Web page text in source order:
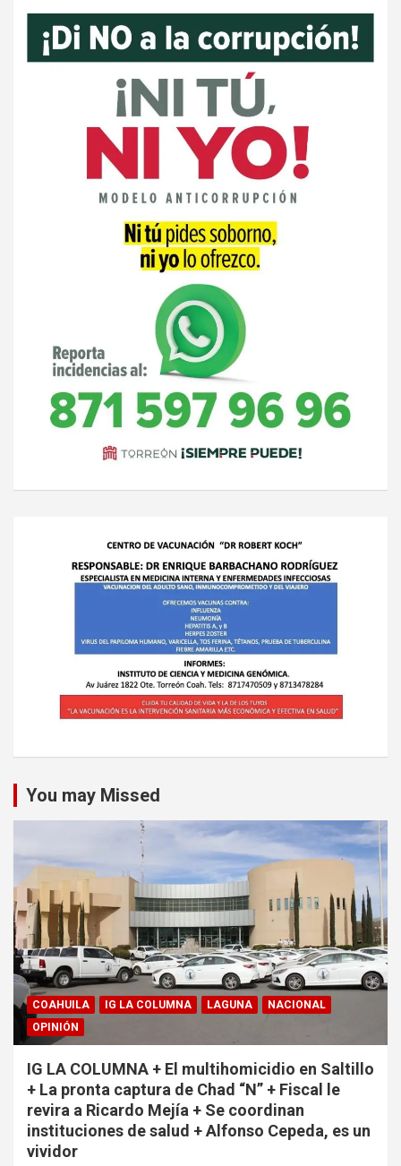
You may Missed
COAHUILA IG LA COLUMNA LAGUNA
NACIONAL
OPINIÓN
IG LA COLUMNA + El multihomicidio en Saltillo
+ La pronta captura de Chad “N” + Fiscal le
revira a Ricardo Mejía + Se coordinan
instituciones de salud + Alfonso Cepeda, es un
vividor